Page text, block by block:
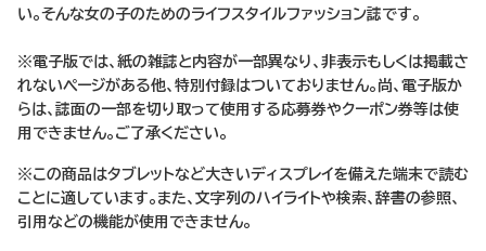
い。そんな女の子のためのライフスタイルファッション誌です。
※電子版では、紙の雑誌と内容が一部異なり、非表示もしくは掲載さ
れないページがある他、特別付録はついておりません。尚、電子版か
らは、誌面の一部を切り取って使用する応募券やクーポン券等は使
用できません。ご了承ください。
※この商品はタブレットなど大きいディスプレイを備えた端末で読む
ことに適しています。また、文字列のハイライトや検索、辞書の参照、
引用などの機能が使用できません。